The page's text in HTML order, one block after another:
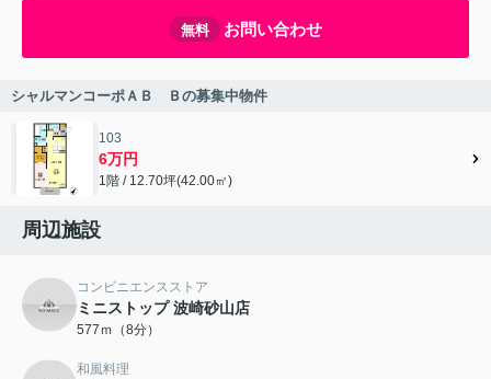
無料 お問い合わせ
シャルマンコーポＡＢ Ｂの募集中物件
103
6万円
1階 / 12.70坪(42.00㎡)
周辺施設
コンビニエンスストア
ミニストップ 波崎砂山店
577ｍ（8分）
和風料理